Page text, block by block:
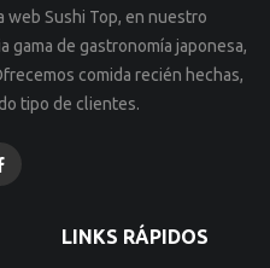
web Sushi Top, en nuestro
gama de gastronomía japonesa,
comida recién hechas,
tipo de clientes.
LINKS RÁPIDOS